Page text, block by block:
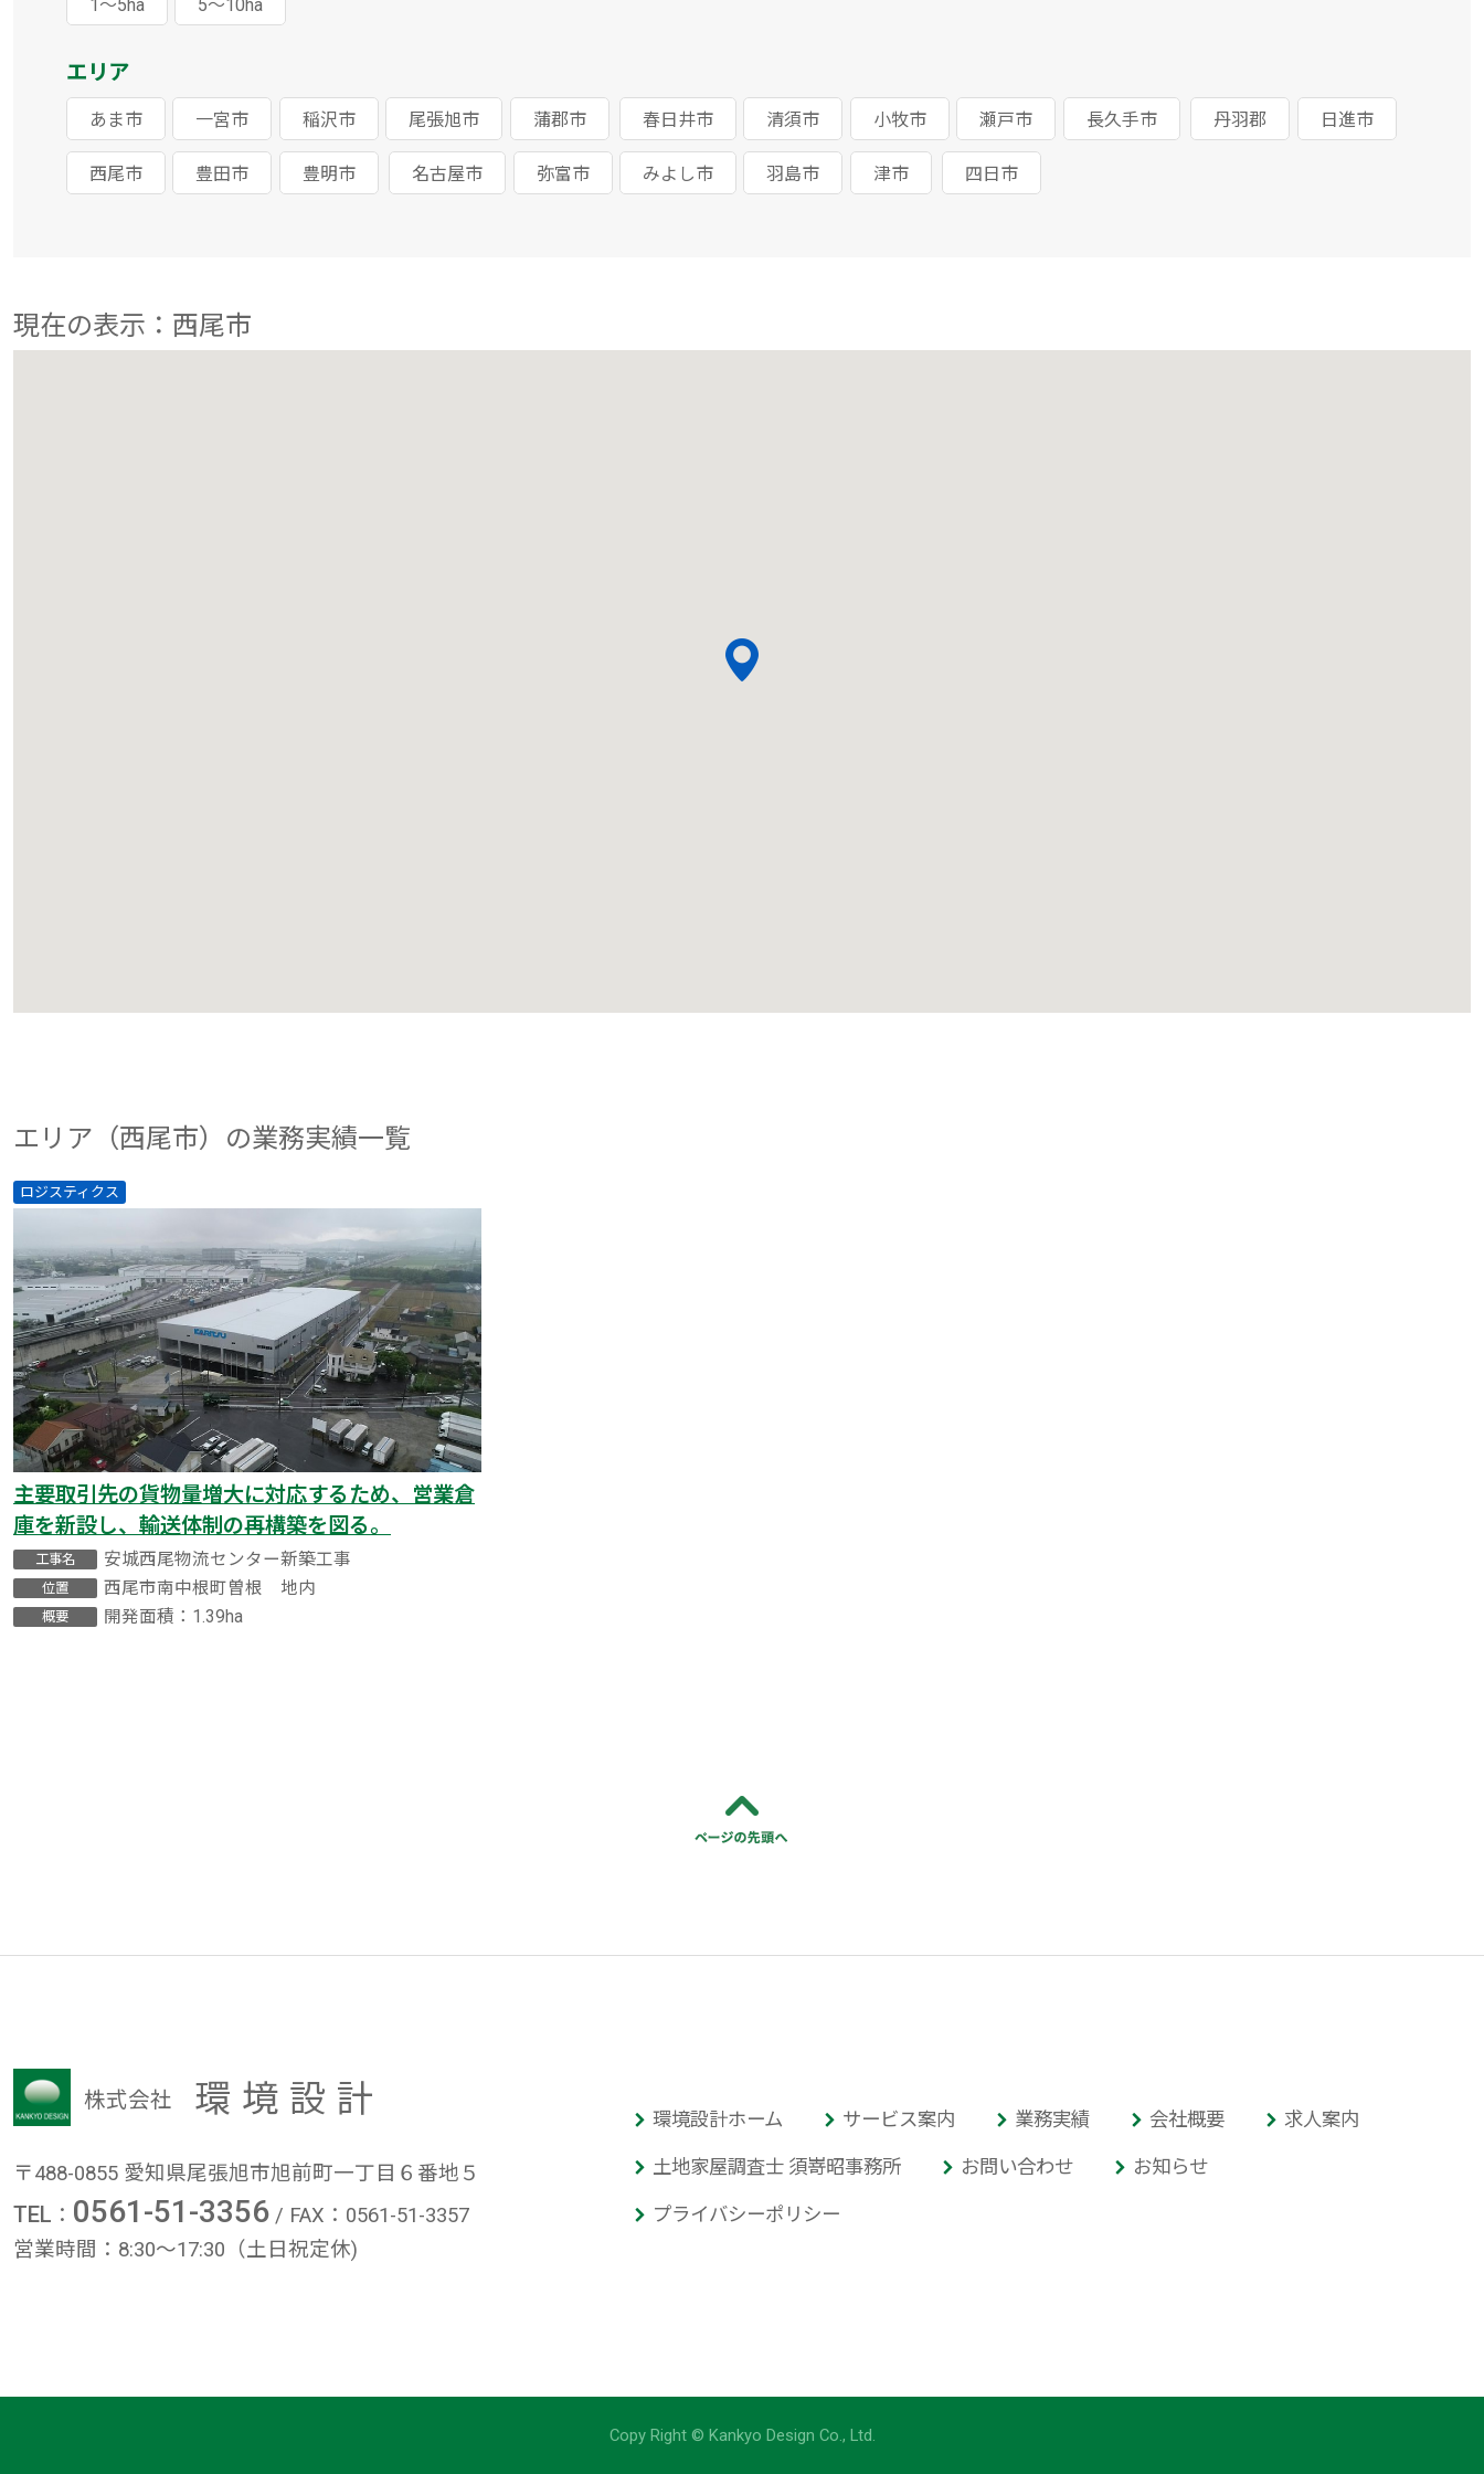
1～5ha 5～10ha
エリア
あま市 一宮市 稲沢市 尾張旭市 蒲郡市 春日井市 清須市 小牧市 瀬戸市 長久手市 丹羽郡 日進市
西尾市 豊田市 豊明市 名古屋市 弥富市 みよし市 羽島市 津市 四日市
現在の表示：西尾市
エリア（西尾市）の業務実績一覧
ロジスティクス
主要取引先の貨物量増大に対応するため、営業倉
庫を新設し、輸送体制の再構築を図る。
工事名 安城西尾物流センター新築工事
位置 西尾市南中根町曽根 地内
概要 開発面積：1.39ha
株式会社 環境設計
〒488-0855 愛知県尾張旭市旭前町一丁目６番地５
TEL ： 0561-51-3356 / FAX：0561-51-3357
営業時間：8:30～17:30（土日祝定休)
環境設計ホーム サービス案内 業務実績 会社概要 求人案内
土地家屋調査士 須嵜昭事務所 お問い合わせ お知らせ
プライバシーポリシー
Copy Right © Kankyo Design Co., Ltd.